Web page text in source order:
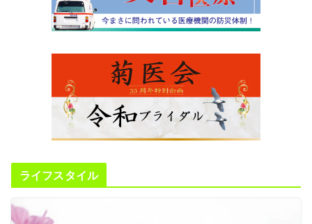
ライフスタイル